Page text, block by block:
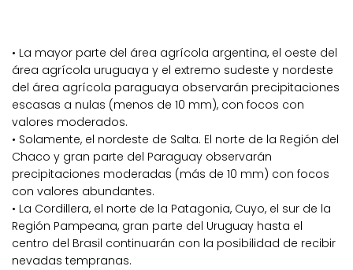
• La mayor parte del área agrícola argentina, el oeste del
área agrícola uruguaya y el extremo sudeste y nordeste
del área agrícola paraguaya observarán precipitaciones
escasas a nulas (menos de 10 mm), con focos con
valores moderados.
• Solamente, el nordeste de Salta. El norte de la Región del
Chaco y gran parte del Paraguay observarán
precipitaciones moderadas (más de 10 mm) con focos
con valores abundantes.
• La Cordillera, el norte de la Patagonia, Cuyo, el sur de la
Región Pampeana, gran parte del Uruguay hasta el
centro del Brasil continuarán con la posibilidad de recibir
nevadas tempranas.